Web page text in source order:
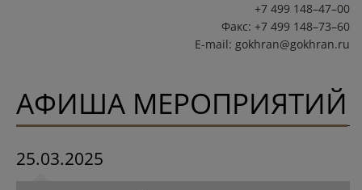
+7 499 148–47–00
Факс: +7 499 148–73–60
E-mail: gokhran@gokhran.ru
АФИША МЕРОПРИЯТИЙ
25.03.2025